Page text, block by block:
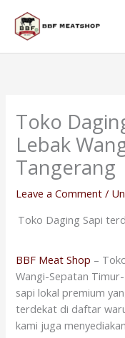
content
Toko
Lebak
Tangerang
Leave a Comment /
Toko Daging Sapi
BBF Meat Shop –
Wangi-Sepatan
sapi lokal premium
terdekat di daftar
kami juga